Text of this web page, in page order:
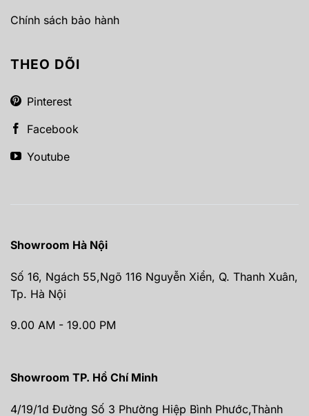
Chính sách bảo hành
THEO DÕI
Pinterest
Facebook
Youtube
Showroom Hà Nội
Số 16, Ngách 55,Ngõ 116 Nguyễn Xiển, Q. Thanh Xuân,
Tp. Hà Nội
9.00 AM - 19.00 PM
Showroom TP. Hồ Chí Minh
4/19/1d Đường Số 3 Phường Hiệp Bình Phước,Thành